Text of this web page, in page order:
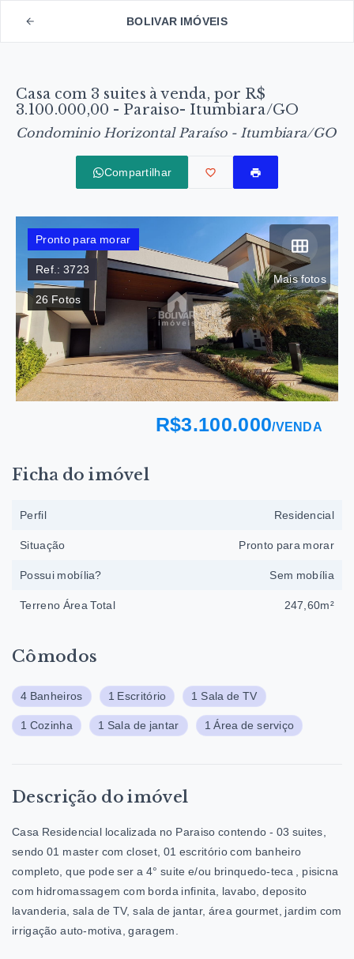
BOLIVAR IMÓVEIS
Casa com 3 suites à venda, por R$
3.100.000,00 - Paraiso- Itumbiara/GO
Condominio Horizontal Paraíso - Itumbiara/GO
Compartilhar
Mais fotos
Pronto para morar
Ref.:3723
26 Fotos
R$3.100.000/VENDA
Cômodos
4 Banheiros 1 Escritório 1 Sala de TV
1 Cozinha 1 Sala de jantar 1 Área de serviço
Descrição do imóvel
Casa Residencial localizada no Paraiso contendo - 03 suites,
sendo 01 master com closet, 01 escritório com banheiro
completo, que pode ser a 4° suite e/ou brinquedo-teca , pisicna
com hidromassagem com borda infinita, lavabo, deposito
lavanderia, sala de TV, sala de jantar, área gourmet, jardim com
irrigação auto-motiva, garagem.
Ficha do imóvel
Perfil Residencial
Situação Pronto para morar
Possui mobília? Sem mobília
Terreno Área Total 247,60m²